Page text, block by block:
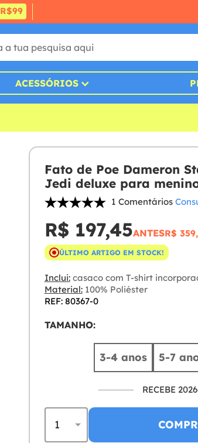
R$99
ACESSÓRIOS
Fato de Poe Dameron
Jedi deluxe para
1 Comentários
R$ 197,45ANTESR$
ÚLTIMO ARTIGO EM STOCK!
Inclui:casaco com T-shirt
Material:100% Poliéster
REF: 80367-0
TAMANHO:
3-4 anos 5-7
RECEBE